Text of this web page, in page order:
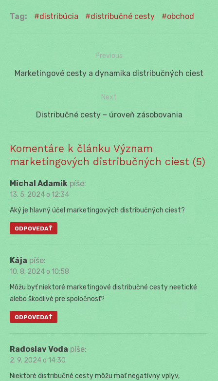
Tag: distribúcia distribučné cesty obchod
Navigácia
Previous
Previous
Marketingové cesty a dynamika distribučných ciest
Next
Next
Distribučné cesty – úroveň zásobovania
Komentáre k článku Význam
marketingových distribučných ciest (5)
Michal Adamik píše:
13. 5. 2024 o 12:34
Aký je hlavný účel marketingových distribučných ciest?
ODPOVEDAŤ
Kája píše:
10. 8. 2024 o 10:58
Môžu byť niektoré marketingové distribučné cesty neetické
alebo škodlivé pre spoločnosť?
ODPOVEDAŤ
Radoslav Voda píše:
2. 9. 2024 o 14:30
Niektoré distribučné cesty môžu mať negatívny vplyv,